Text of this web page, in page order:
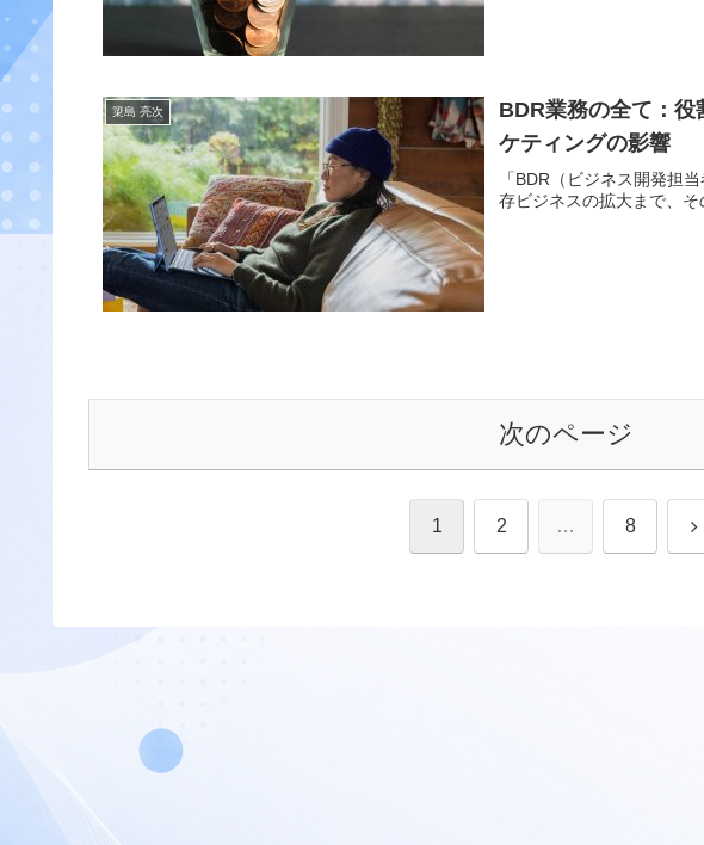
簗島 亮次
BDR業務の全て：
ケティングの影響
「BDR（ビジネス開発担
存ビジネスの拡大まで、そ
次のページ
1 2 … 8 次